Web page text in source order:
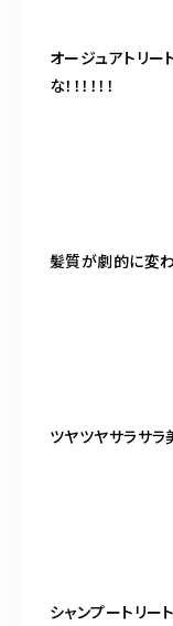
オージュアトリー
な！！！！！！
髪質が劇的に変
ツヤツヤサラサラ
シャンプートリー